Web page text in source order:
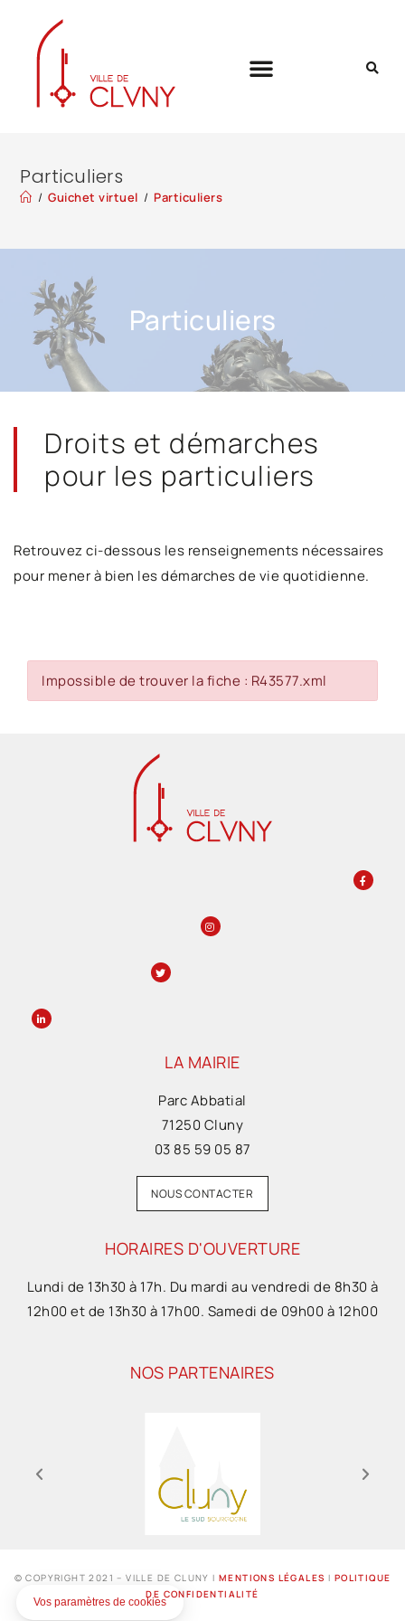
Particuliers
/ Guichet virtuel / Particuliers
Particuliers
Droits et démarches
pour les particuliers
Retrouvez ci-dessous les renseignements nécessaires
pour mener à bien les démarches de vie quotidienne.
Impossible de trouver la fiche : R43577.xml
LA MAIRIE
Parc Abbatial
71250 Cluny
03 85 59 05 87
NOUS CONTACTER
HORAIRES D'OUVERTURE
Lundi de 13h30 à 17h. Du mardi au vendredi de 8h30 à
12h00 et de 13h30 à 17h00. Samedi de 09h00 à 12h00
NOS PARTENAIRES
© COPYRIGHT 2021 – VILLE DE CLUNY IMENTIONS LÉGALES I POLITIQUE
DE CONFIDENTIALITÉ